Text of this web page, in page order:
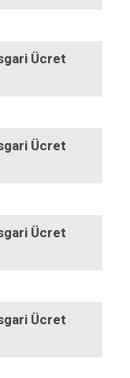
Ücret
Ücret
Ücret
Ücret